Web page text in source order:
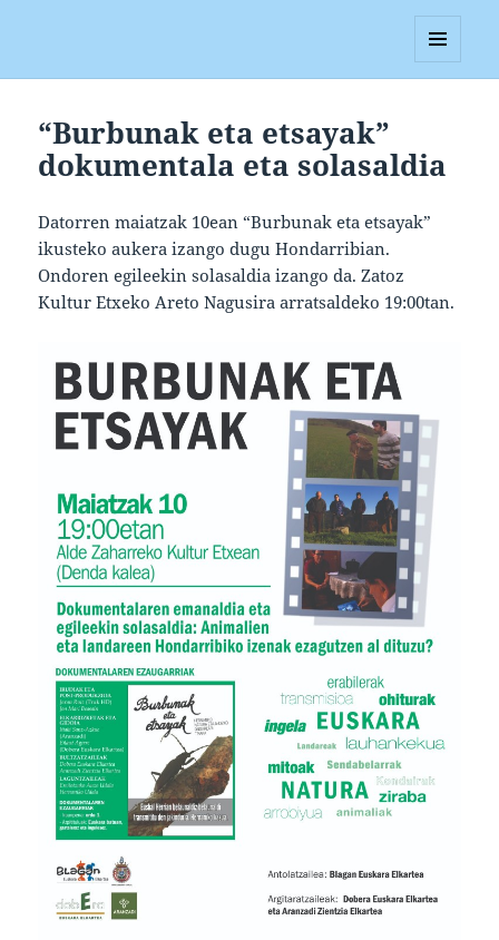
“Burbunak eta etsayak”
dokumentala eta solasaldia
Datorren maiatzak 10ean “Burbunak eta etsayak”
ikusteko aukera izango dugu Hondarribian.
Ondoren egileekin solasaldia izango da. Zatoz
Kultur Etxeko Areto Nagusira arratsaldeko 19:00tan.